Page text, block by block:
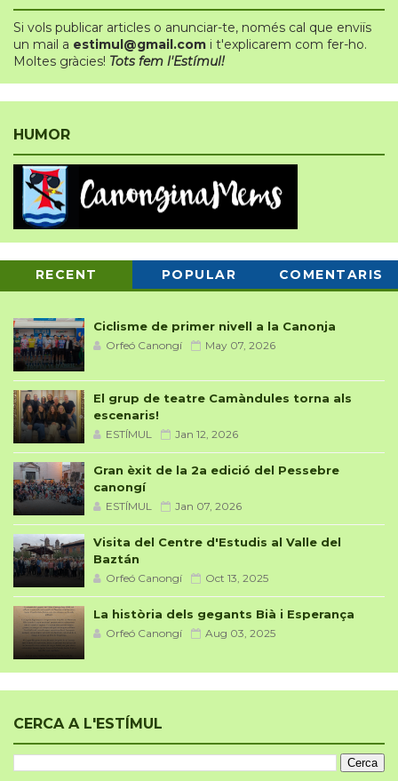
Si vols publicar articles o anunciar-te, només cal que enviïs
un mail a estimul@gmail.com i t'explicarem com fer-ho.
Moltes gràcies! Tots fem l'Estímul!
HUMOR
RECENT POPULAR COMENTARIS
Ciclisme de primer nivell a la Canonja
Orfeó Canongí May 07, 2026
El grup de teatre Camàndules torna als
escenaris!
ESTÍMUL Jan 12, 2026
Gran èxit de la 2a edició del Pessebre
canongí
ESTÍMUL Jan 07, 2026
Visita del Centre d'Estudis al Valle del
Baztán
Orfeó Canongí Oct 13, 2025
La història dels gegants Bià i Esperança
Orfeó Canongí Aug 03, 2025
CERCA A L'ESTÍMUL